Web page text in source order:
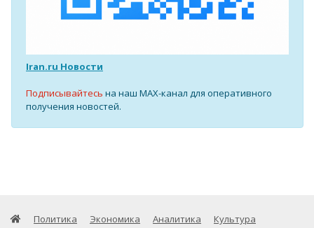
Iran.ru Новости
Подписывайтесь на наш MAX-канал для оперативного
получения новостей.
Политика Экономика Аналитика
Культура